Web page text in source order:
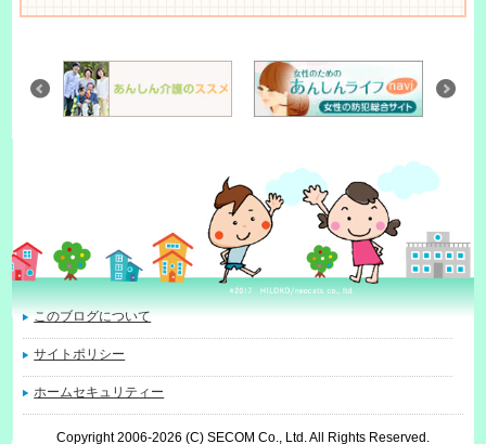
このブログについて
サイトポリシー
ホームセキュリティー
Copyright 2006-2026 (C) SECOM Co., Ltd. All Rights Reserved.